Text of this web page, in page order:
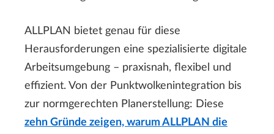
ALLPLAN bietet genau für diese
Herausforderungen eine spezialisierte digitale
Arbeitsumgebung – praxisnah, flexibel und
effizient. Von der Punktwolkenintegration bis
zur normgerechten Planerstellung: Diese
zehn Gründe zeigen, warum ALLPLAN die